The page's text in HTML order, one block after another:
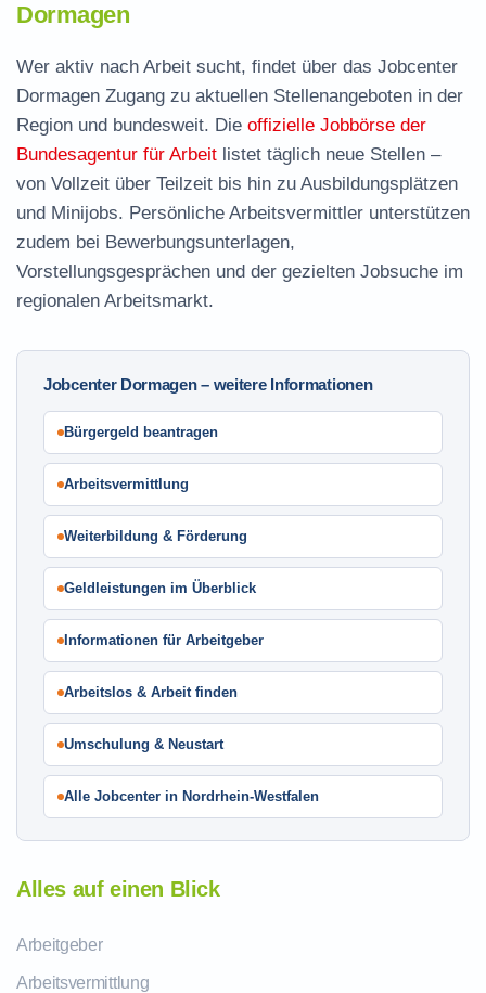
Dormagen
Wer aktiv nach Arbeit sucht, findet über das Jobcenter
Dormagen Zugang zu aktuellen Stellenangeboten in der
Region und bundesweit. Die offizielle Jobbörse der
Bundesagentur für Arbeit listet täglich neue Stellen –
von Vollzeit über Teilzeit bis hin zu Ausbildungsplätzen
und Minijobs. Persönliche Arbeitsvermittler unterstützen
zudem bei Bewerbungsunterlagen,
Vorstellungsgesprächen und der gezielten Jobsuche im
regionalen Arbeitsmarkt.
Jobcenter Dormagen – weitere Informationen
Bürgergeld beantragen
Arbeitsvermittlung
Weiterbildung & Förderung
Geldleistungen im Überblick
Informationen für Arbeitgeber
Arbeitslos & Arbeit finden
Umschulung & Neustart
Alle Jobcenter in Nordrhein-Westfalen
Alles auf einen Blick
Arbeitgeber
Arbeitsvermittlung